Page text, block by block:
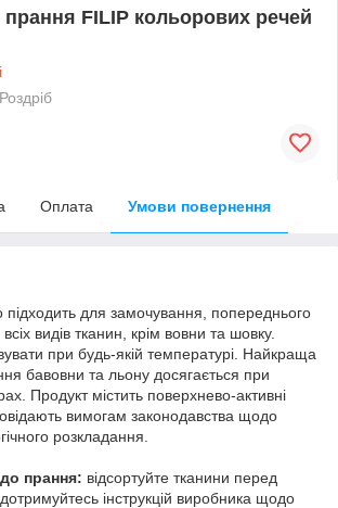
FILIP кольорових речей
Роздріб
Оплата Умови повернення
для замочування, попереднього
видів тканин, крім вовни та шовку.
при будь-якій температурі. Найкраща
бавовни та льону досягається при
Продукт містить поверхнево-активні
вимогам законодавства щодо
розкладання.
прання: відсортуйте тканини перед
інструкцій виробника щодо